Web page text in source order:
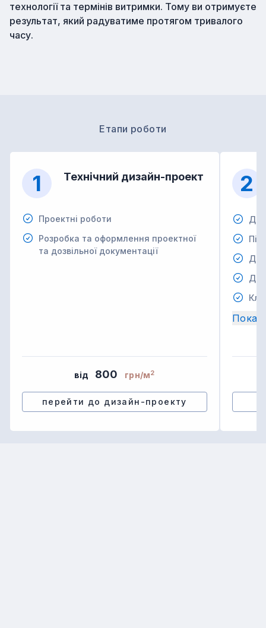
технології та термінів витримки. Тому ви отримуєте
результат, який радуватиме протягом тривалого
часу.
Етапи роботи
1 Технічний дизайн-проект
Проектні роботи
Розробка та оформлення проектної
та дозвільної документації
від 800 грн/м2
перейти до дизайн-проекту
2